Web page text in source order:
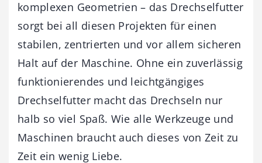
komplexen Geometrien – das Drechselfutter
sorgt bei all diesen Projekten für einen
stabilen, zentrierten und vor allem sicheren
Halt auf der Maschine. Ohne ein zuverlässig
funktionierendes und leichtgängiges
Drechselfutter macht das Drechseln nur
halb so viel Spaß. Wie alle Werkzeuge und
Maschinen braucht auch dieses von Zeit zu
Zeit ein wenig Liebe.